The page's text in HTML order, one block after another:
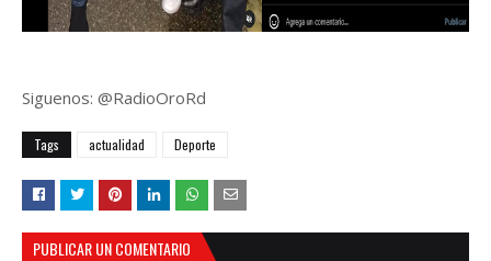
Siguenos: @RadioOroRd
Tags actualidad Deporte
PUBLICAR UN COMENTARIO